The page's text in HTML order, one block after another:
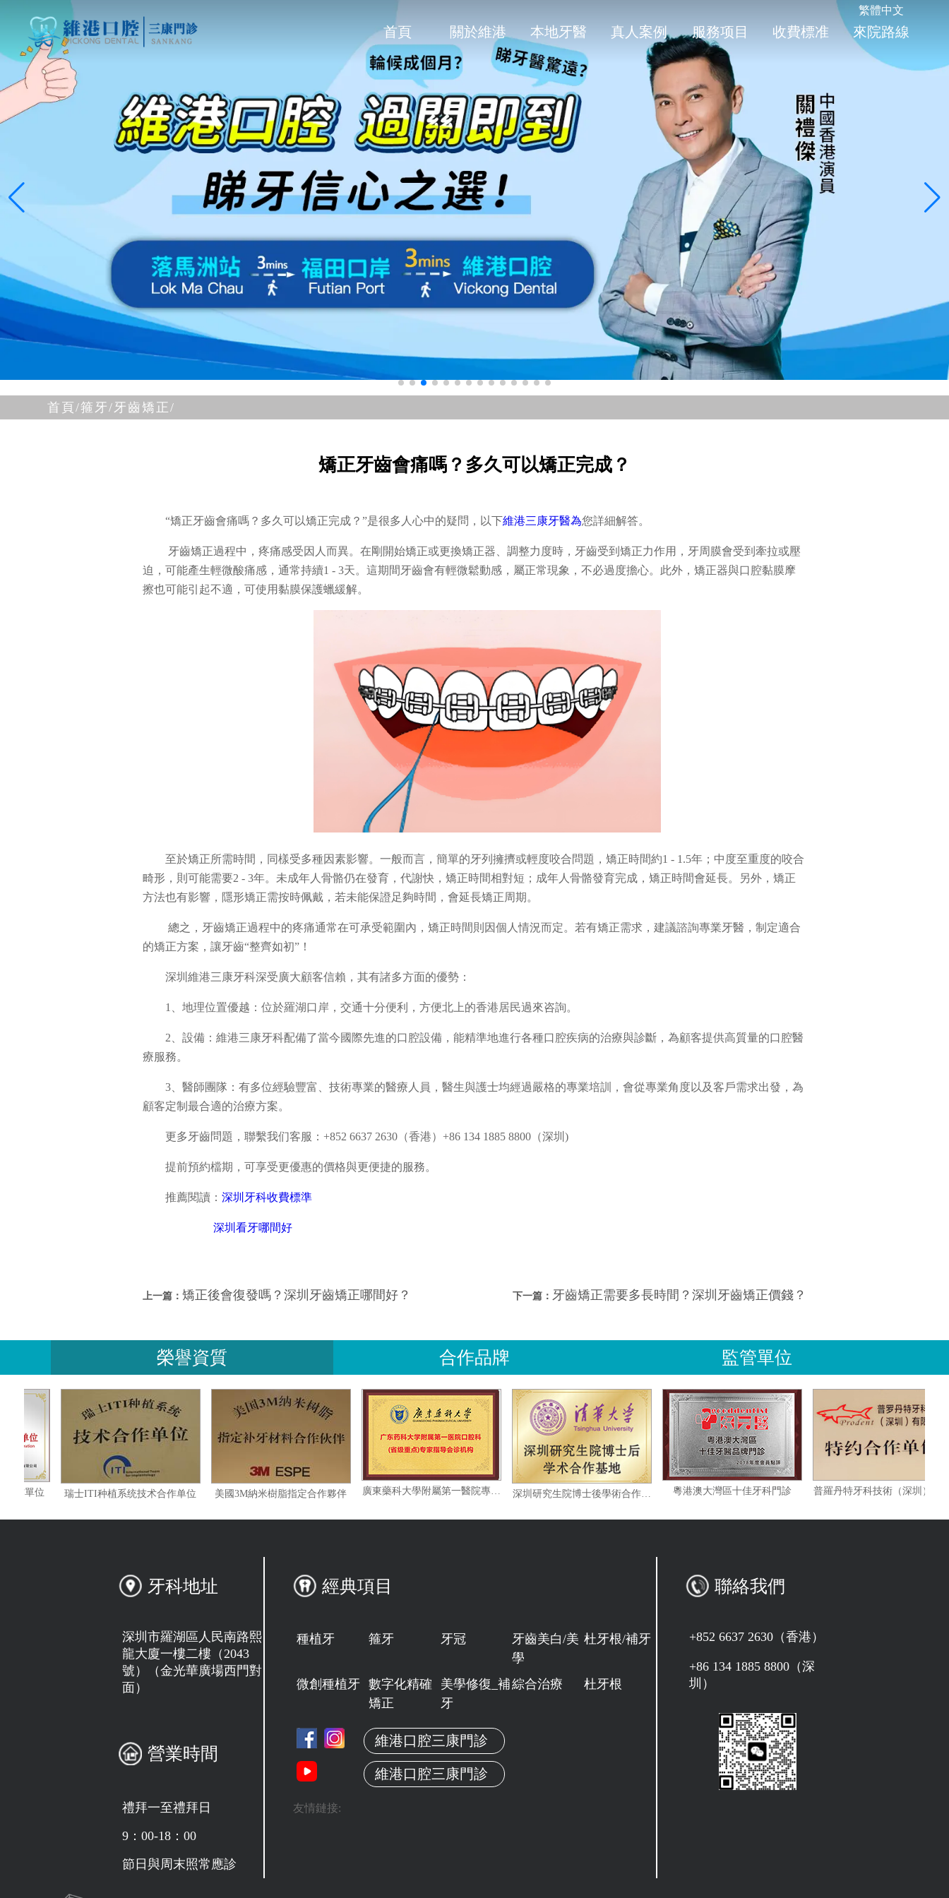
繁體中文
首頁 關於維港 本地牙醫 真人案例 服務项目 收費標准 來院路線
首頁/箍牙/牙齒矯正/
矯正牙齒會痛嗎？多久可以矯正完成？
“矯正牙齒會痛嗎？多久可以矯正完成？”是很多人心中的疑問，以下維港三康牙醫為您詳細解答。
牙齒矯正過程中，疼痛感受因人而異。在剛開始矯正或更換矯正器、調整力度時，牙齒受到矯正力作用，牙周膜會受到牽拉或壓
迫，可能產生輕微酸痛感，通常持續1 - 3天。這期間牙齒會有輕微鬆動感，屬正常現象，不必過度擔心。此外，矯正器與口腔黏膜摩
擦也可能引起不適，可使用黏膜保護蠟緩解。
至於矯正所需時間，同樣受多種因素影響。一般而言，簡單的牙列擁擠或輕度咬合問題，矯正時間約1 - 1.5年；中度至重度的咬合
畸形，則可能需要2 - 3年。未成年人骨骼仍在發育，代謝快，矯正時間相對短；成年人骨骼發育完成，矯正時間會延長。另外，矯正
方法也有影響，隱形矯正需按時佩戴，若未能保證足夠時間，會延長矯正周期。
總之，牙齒矯正過程中的疼痛通常在可承受範圍內，矯正時間則因個人情況而定。若有矯正需求，建議諮詢專業牙醫，制定適合
的矯正方案，讓牙齒“整齊如初”！
深圳維港三康牙科深受廣大顧客信賴，其有諸多方面的優勢：
1、地理位置優越：位於羅湖口岸，交通十分便利，方便北上的香港居民過來咨詢。
2、設備：維港三康牙科配備了當今國際先進的口腔設備，能精準地進行各種口腔疾病的治療與診斷，為顧客提供高質量的口腔醫
療服務。
3、醫師團隊：有多位經驗豐富、技術專業的醫療人員，醫生與護士均經過嚴格的專業培訓，會從專業角度以及客戶需求出發，為
顧客定制最合適的治療方案。
更多牙齒問題，聯繫我们客服：+852 6637 2630（香港）+86 134 1885 8800（深圳)
提前預約檔期，可享受更優惠的價格與更便捷的服務。
推薦閱讀： 深圳牙科收費標準
深圳看牙哪間好
上一篇： 矯正後會復發嗎？深圳牙齒矯正哪間好？ 下一篇： 牙齒矯正需要多長時間？深圳牙齒矯正價錢？
榮譽資質 合作品牌 監管單位
復指定合作單位 瑞士ITI种植系统技术合作单位 美國3M納米樹脂指定合作夥伴 廣東藥科大學附屬第一醫院專家指導會診機构 深圳研究生院博士後學術合作基地 粵港澳大灣區十佳牙科門診
牙科地址
深圳市羅湖區人民南路熙
龍大廈一樓二樓（2043
號）（金光華廣場西門對
面）
營業時間
禮拜一至禮拜日
9：00-18：00
節日與周末照常應診
經典項目
種植牙 箍牙 牙冠
牙齒美白/美
學
杜牙根/補牙
微創種植牙 數字化精確
矯正
美學修復_補
牙
綜合治療 杜牙根
維港口腔三康門診
維港口腔三康門診
友情鏈接:
聯絡我們
+852 6637 2630（香港）
+86 134 1885 8800（深
圳）